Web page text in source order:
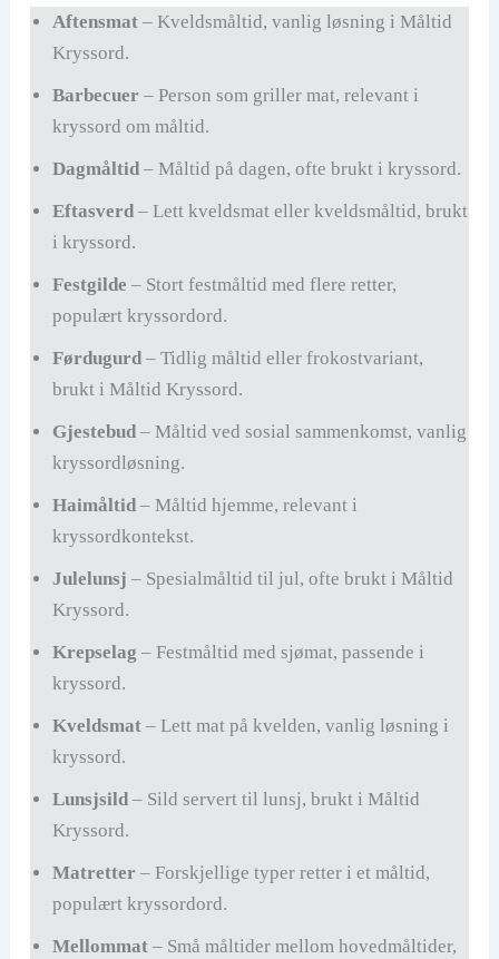
Aftensmat– Kveldsmåltid, vanlig løsning i Måltid
Kryssord.
Barbecuer – Person som griller mat, relevant i
kryssord om måltid.
Dagmåltid– Måltid på dagen, ofte brukt i kryssord.
Eftasverd– Lett kveldsmat eller kveldsmåltid, brukt
i kryssord.
Festgilde – Stort festmåltid med flere retter,
populært kryssordord.
Førdugurd– Tidlig måltid eller frokostvariant,
brukt i Måltid Kryssord.
Gjestebud– Måltid ved sosial sammenkomst, vanlig
kryssordløsning.
Haimåltid– Måltid hjemme, relevant i
kryssordkontekst.
Julelunsj – Spesialmåltid til jul, ofte brukt i Måltid
Kryssord.
Krepselag – Festmåltid med sjømat, passende i
kryssord.
Kveldsmat– Lett mat på kvelden, vanlig løsning i
kryssord.
Lunsjsild– Sild servert til lunsj, brukt i Måltid
Kryssord.
Matretter – Forskjellige typer retter i et måltid,
populært kryssordord.
Mellommat– Små måltider mellom hovedmåltider,